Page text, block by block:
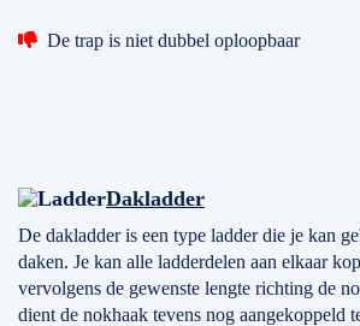
De trap is niet dubbel oploopbaar
Dakladder
De dakladder is een type ladder die je kan
daken. Je kan alle ladderdelen aan elkaar
vervolgens de gewenste lengte richting de
dient de nokhaak tevens nog aangekoppeld